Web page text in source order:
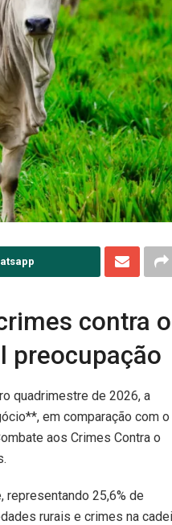
contra o
quadrimestre de 2026, a
em comparação com
Combate aos Crimes Contra
25,6% de
rurais e crimes na